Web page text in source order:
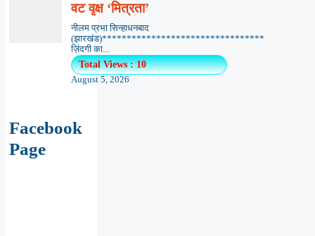
वट वृक्ष ‘मित्रता’
नीलम प्रभा सिन्हाधनबाद
(झारखंड)*********************************
ज़िंदगी का...
Total Views : 10
August 5, 2026
Facebook
Page